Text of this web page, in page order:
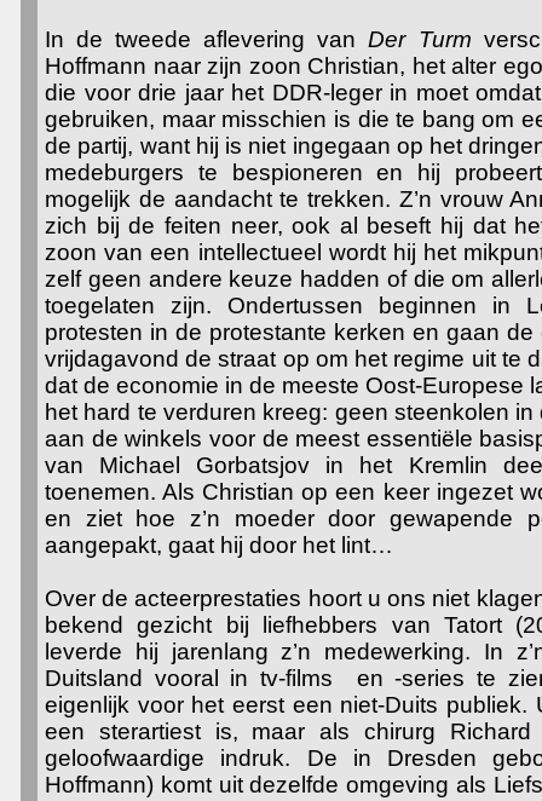
In de tweede aflevering vanDer Turm
Hoffmann naar zijn zoon Christian, het alter
die voor drie jaar het DDR-leger in moet
gebruiken, maar misschien is die te bang om
de partij, want hij is niet ingegaan op het
medeburgers te bespioneren en hij
mogelijk de aandacht te trekken. Z’n vrouw
zich bij de feiten neer, ook al beseft hij dat
zoon van een intellectueel wordt hij het
zelf geen andere keuze hadden of die om
toegelaten zijn. Ondertussen beginnen in
protesten in de protestante kerken en gaan
vrijdagavond de straat op om het regime uit te
dat de economie in de meeste Oost-Europese
het hard te verduren kreeg: geen steenkolen
aan de winkels voor de meest essentiële
van Michael Gorbatsjov in het Kremlin
toenemen. Als Christian op een keer ingezet
en ziet hoe z’n moeder door gewapende
aangepakt, gaat hij door het lint…
Over de acteerprestaties hoort u ons niet
bekend gezicht bij liefhebbers van Tatort
leverde hij jarenlang z’n medewerking. In
Duitsland vooral in tv-films en -series te
eigenlijk voor het eerst een niet-Duits
een sterartiest is, maar als chirurg
geloofwaardige indruk. De in Dresden
Hoffmann) komt uit dezelfde omgeving als